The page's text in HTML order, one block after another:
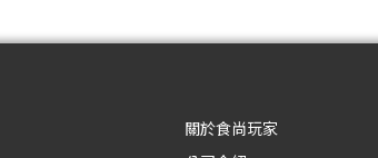
關於食尚玩家